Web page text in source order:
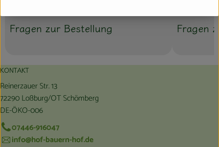
Fragen zur Bestellung Fragen
KONTAKT
Reinerzauer Str. 13
72290 Loßburg/OT Schömberg
DE-ÖKO-006
07446-916047
info@hof-bauern-hof.de